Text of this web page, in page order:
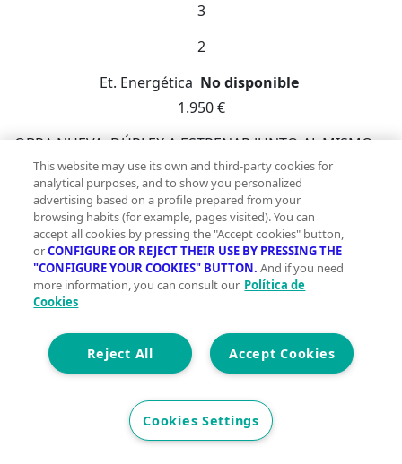
3
2
Et. Energética No disponible
1.950 €
OBRA NUEVA, DÚPLEX A ESTRENAR JUNTO AL MISMO
AJUNTAMENT. Este espectacular dúplex de 149 m² es la
opción ideal para quienes buscan un hogar moderno y
cómodo en una de las zonas más emblemáticas de
Sabadell. Con una orientación este-oeste, el inmueble
permite disfrutar de luz natural durante todo el día,
creando un ambiente acogedor y agradable. Dispone
de tres amplias habitaciones dobles que ofrecen el
Cada dormitorio está diseñado para maximizar la
comodidad, ofreciendo un espacio perfecto para toda
la familia. El salón, que se integra con el comedor, es
un lugar versátil para reuniones familiares y
momentos de ocio; su amplitud permite adaptar el
mobiliario a tus necesidades.La cocina está equipada
This website may use its own and third-party cookies for
analytical purposes, and to show you personalized
advertising based on a profile prepared from your
browsing habits (for example, pages visited). You can
accept all cookies by pressing the "Accept cookies" button,
orCONFIGURE OR REJECT THEIR USE BY PRESSING THE
"CONFIGURE YOUR COOKIES" BUTTON. And if you need
more information, you can consult our Política de
Cookies
Accept Cookies
Reject All
Cookies Settings